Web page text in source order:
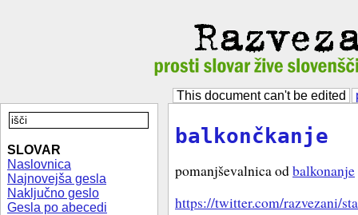
This document can't be edited
SLOVAR
Naslovnica
Najnovejša gesla
Naključno geslo
Gesla po abecedi
balkončkanje
pomanjševalnica odbalkonanje
https://twitter.com/razvezani/